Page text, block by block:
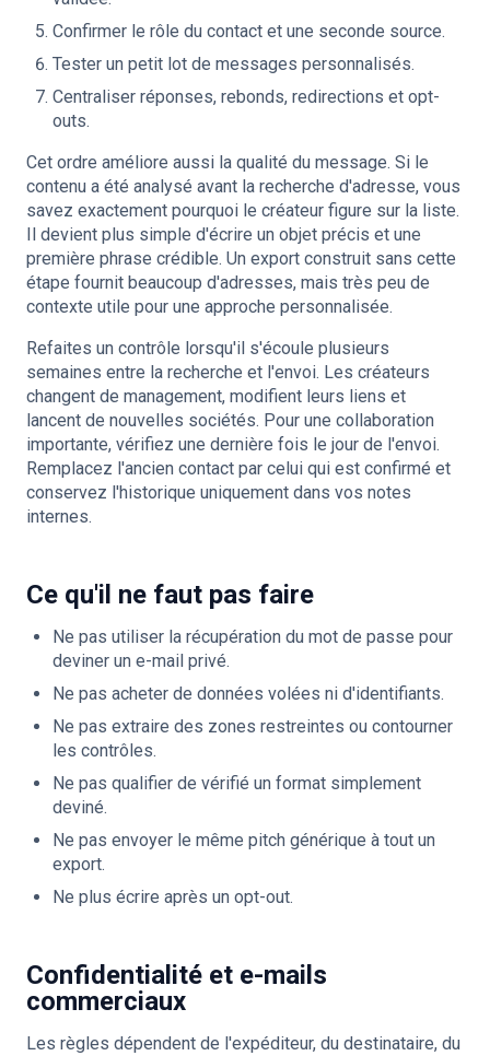
Confirmer le rôle du contact et une seconde source.
Tester un petit lot de messages personnalisés.
Centraliser réponses, rebonds, redirections et opt-
outs.
Cet ordre améliore aussi la qualité du message. Si le
contenu a été analysé avant la recherche d'adresse, vous
savez exactement pourquoi le créateur figure sur la liste.
Il devient plus simple d'écrire un objet précis et une
première phrase crédible. Un export construit sans cette
étape fournit beaucoup d'adresses, mais très peu de
contexte utile pour une approche personnalisée.
Refaites un contrôle lorsqu'il s'écoule plusieurs
semaines entre la recherche et l'envoi. Les créateurs
changent de management, modifient leurs liens et
lancent de nouvelles sociétés. Pour une collaboration
importante, vérifiez une dernière fois le jour de l'envoi.
Remplacez l'ancien contact par celui qui est confirmé et
conservez l'historique uniquement dans vos notes
internes.
Ce qu'il ne faut pas faire
Ne pas utiliser la récupération du mot de passe pour
deviner un e-mail privé.
Ne pas acheter de données volées ni d'identifiants.
Ne pas extraire des zones restreintes ou contourner
les contrôles.
Ne pas qualifier de vérifié un format simplement
deviné.
Ne pas envoyer le même pitch générique à tout un
export.
Ne plus écrire après un opt-out.
Confidentialité et e-mails
commerciaux
Les règles dépendent de l'expéditeur, du destinataire, du